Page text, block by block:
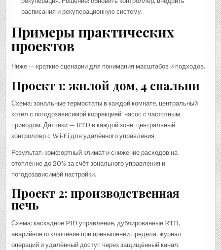
расписания и рекуперационную систему.
Примеры практических
проектов
Ниже — краткие сценарии для понимания масштабов и подходов.
Проект 1: жилой дом, 4 спальни
Схема: зональные термостаты в каждой комнате, центральный
котёл с погодозависимой коррекцией, насос с частотным
приводом. Датчики — RTD в каждой зоне, центральный
контроллер с Wi‑Fi для удалённого управления.
Результат: комфортный климат и снижение расходов на
отопление до 20% за счёт зонального управления и
погодозависимой настройки.
Проект 2: производственная
печь
Схема: каскадное PID управление, дублированные RTD,
аварийное отключение при превышении предела, журнал
операций и удалённый доступ через защищённый канал.